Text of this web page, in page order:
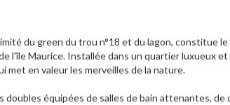
du green du trou n°18 et du lagon, constitue
l'île Maurice. Installée dans un quartier luxueux
met en valeur les merveilles de la nature.
doubles équipées de salles de bain attenantes, de